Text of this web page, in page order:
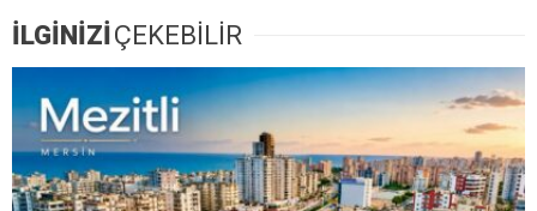
İLGİNİZİÇEKEBİLİR